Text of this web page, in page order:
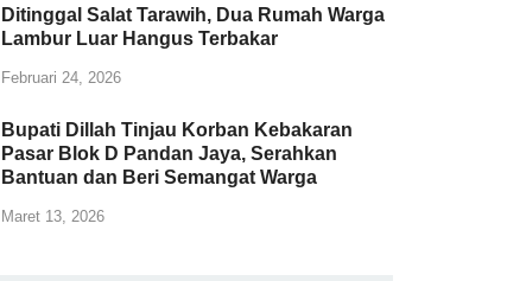
Ditinggal Salat Tarawih, Dua Rumah Warga
Lambur Luar Hangus Terbakar
Februari 24, 2026
Bupati Dillah Tinjau Korban Kebakaran
Pasar Blok D Pandan Jaya, Serahkan
Bantuan dan Beri Semangat Warga
Maret 13, 2026